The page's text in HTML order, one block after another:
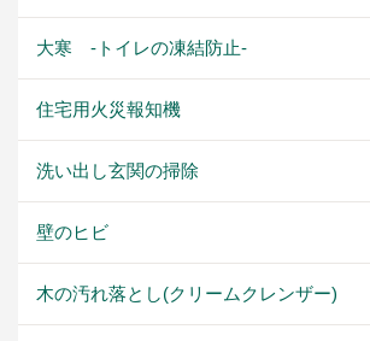
大寒 -トイレの凍結防止-
住宅用火災報知機
洗い出し玄関の掃除
壁のヒビ
木の汚れ落とし(クリームクレンザー)